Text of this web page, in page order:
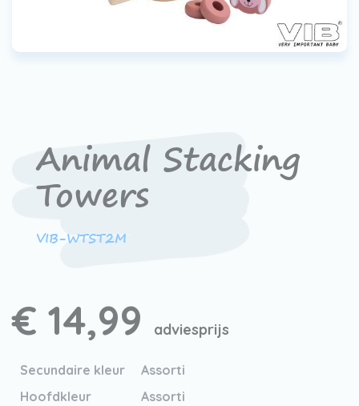
Animal Stacking
Towers
VIB-WTST2M
€ 14,99 adviesprijs
Secundaire kleur
Assorti
Hoofdkleur
Assorti